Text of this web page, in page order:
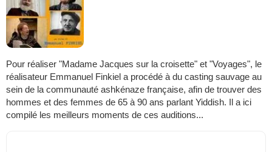
Pour réaliser "Madame Jacques sur la croisette" et "Voyages", le
réalisateur Emmanuel Finkiel a procédé à du casting sauvage au
sein de la communauté ashkénaze française, afin de trouver des
hommes et des femmes de 65 à 90 ans parlant Yiddish. Il a ici
compilé les meilleurs moments de ces auditions...